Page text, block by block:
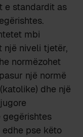
e standardit as
mbi
një niveli tjetër,
normëzohet
një normë
dhe një
gegërishtes
pse këto